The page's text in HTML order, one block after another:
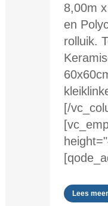
8,00m
en
rolluik.
[/
Lees meer